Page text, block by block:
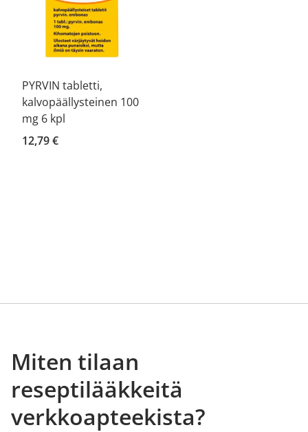
PYRVIN tabletti,
kalvopäällysteinen 100
mg 6 kpl
12,79 €
Miten tilaan
reseptilääkkeitä
verkkoapteekista?